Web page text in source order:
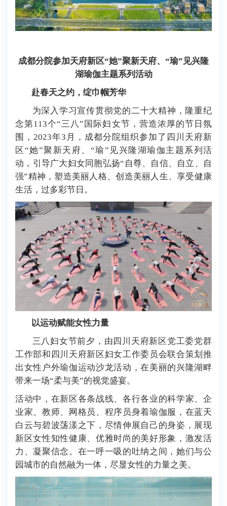
成都分院参加天府新区“她”聚新天府、“瑜”见兴隆
湖瑜伽主题系列活动
赴春天之约，绽巾帼芳华
为深入学习宣传贯彻党的二十大精神，隆重纪
念第113个“三八”国际妇女节，营造浓厚的节日氛
围，2023年3月，成都分院组织参加了四川天府新
区“她”聚新天府、“瑜”见兴隆湖瑜伽主题系列活
动，引导广大妇女同胞弘扬“自尊、自信、自立、自
强”精神，塑造美丽人格、创造美丽人生、享受健康
生活，过多彩节日。
以运动赋能女性力量
三八妇女节前夕，由四川天府新区党工委党群
工作部和四川天府新区妇女工作委员会联合策划推
出女性户外瑜伽运动沙龙活动，在美丽的兴隆湖畔
带来一场“柔与美”的视觉盛宴。
活动中，在新区各条战线、各行各业的科学家、企
业家、教师、网格员、程序员身着瑜伽服，在蓝天
白云与碧波荡漾之下，尽情伸展自己的身姿，展现
新区女性知性健康、优雅时尚的美好形象，激发活
力、凝聚信念。在一呼一吸的吐纳之间，她们与公
园城市的自然融为一体，尽显女性的力量之美。